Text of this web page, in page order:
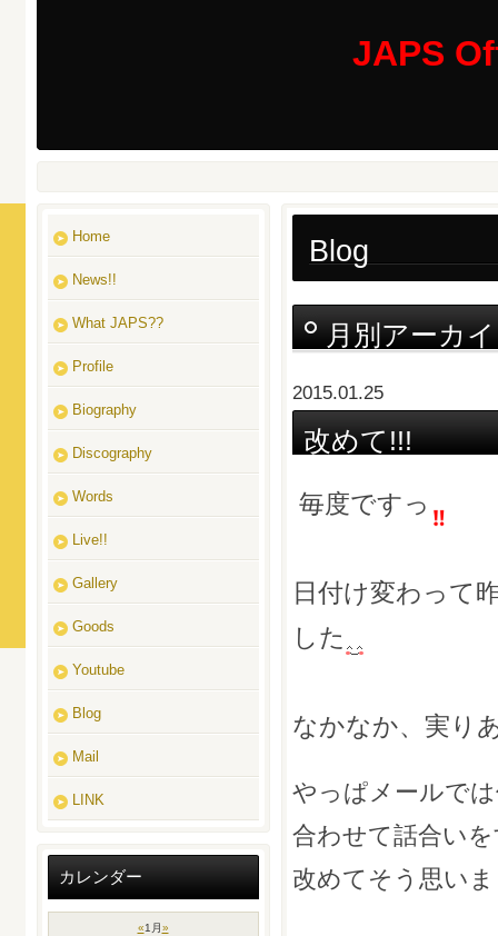
JAPS
Blog
月別アーカ
2015.01.25
改めて!!!
毎度ですっ
日付け変わって
した
なかなか、実り
やっぱメールで
合わせて話合い
改めてそう思い
Home
News!!
What JAPS??
Profile
Biography
Discography
Words
Live!!
Gallery
Goods
Youtube
Blog
Mail
LINK
カレンダー
«1月»